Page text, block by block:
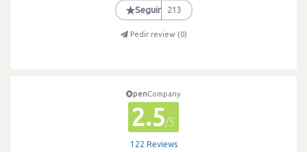
★Seguir 213
Pedir review (0)
penCompany
2.5/5
122 Reviews